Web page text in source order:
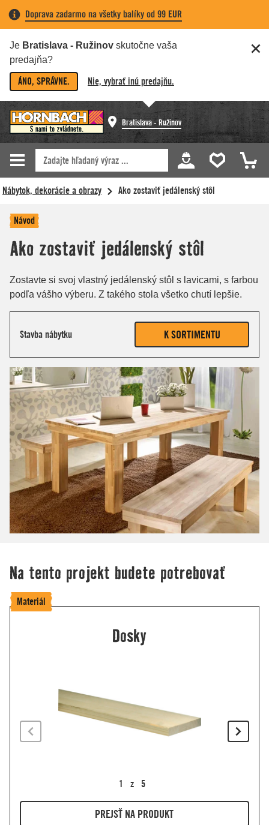
Doprava zadarmo na všetky balíky od 99 EUR
Je Bratislava - Ružinov skutočne vaša
predajňa?
ÁNO, SPRÁVNE. Nie, vybrať inú predajňu.
Bratislava - Ružinov